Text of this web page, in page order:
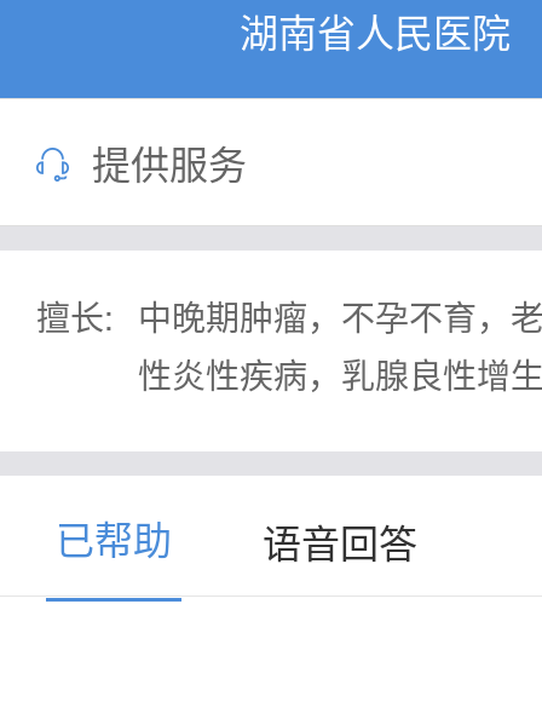
湖南省人民医院
提供服务
擅长: 中晚期肿瘤，不孕不育，
性炎性疾病，乳腺良性增
已帮助 语音回答